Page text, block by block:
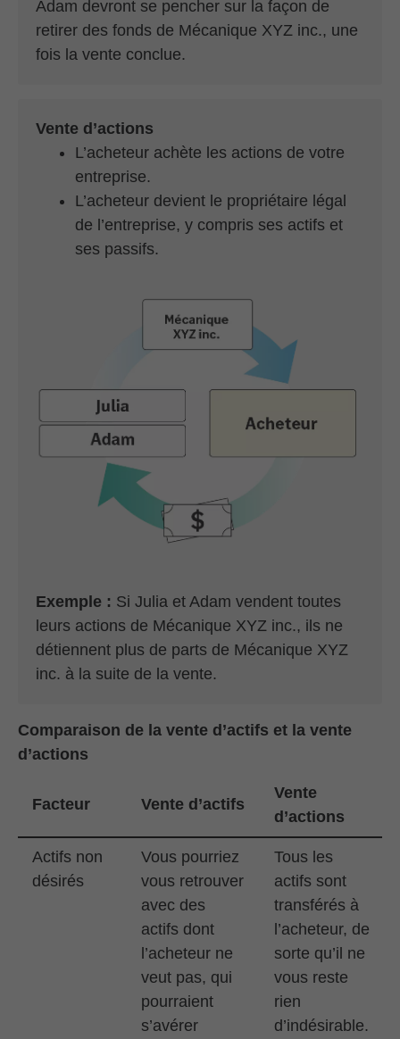
Adam devront se pencher sur la façon de
retirer des fonds de Mécanique XYZ inc., une
fois la vente conclue.
Vente d’actions
L’acheteur achète les actions de votre
entreprise.
L’acheteur devient le propriétaire légal
de l’entreprise, y compris ses actifs et
ses passifs.
Exemple : Si Julia et Adam vendent toutes
leurs actions de Mécanique XYZ inc., ils ne
détiennent plus de parts de Mécanique XYZ
inc. à la suite de la vente.
Comparaison de la vente d’actifs et la vente
d’actions
Facteur Vente d’actifs
Vente
d’actions
Actifs non
désirés
Vous pourriez
vous retrouver
avec des
actifs dont
l’acheteur ne
veut pas, qui
pourraient
s’avérer
Tous les
actifs sont
transférés à
l’acheteur, de
sorte qu’il ne
vous reste
rien
d’indésirable.